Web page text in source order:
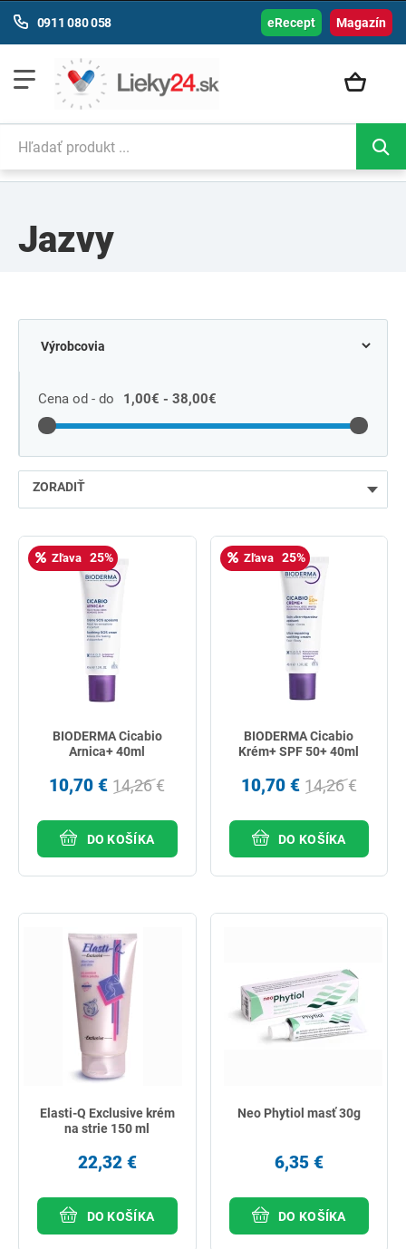
Magazín
0911 080 058 eRecept
Jazvy
Cena od - do 1,00€ - 38,00€
ZORADIŤ
najdrahšie
Zľava 25%
BIODERMA Cicabio
Arnica+ 40ml
10,70 € 14,26 €
DO KOŠÍKA
Zľava 25%
BIODERMA Cicabio
Krém+ SPF 50+ 40ml
10,70 € 14,26 €
DO KOŠÍKA
Elasti-Q Exclusive krém
na strie 150 ml
22,32 €
DO KOŠÍKA
Neo Phytiol masť 30g
6,35 €
DO KOŠÍKA